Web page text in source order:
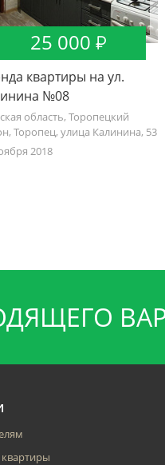
25 000
квартиры на ул.
№08
область, Торопецкий
Торопец, улица Калинина, 53
2018